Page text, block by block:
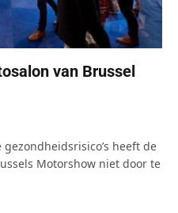
van Brussel
heeft de
Motorshow niet door te